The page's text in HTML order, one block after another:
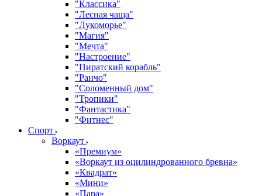
"Классика"
"Лесная чаща"
"Лукоморье"
"Магия"
"Мечта"
"Настроение"
"Пиратский корабль"
"Ранчо"
"Соломенный дом"
"Тропики"
"Фантастика"
"Фитнес"
Спорт
Воркаут
«Премиум»
«Воркаут из оцилиндрованного бревна»
«Квадрат»
«Мини»
«Пара»